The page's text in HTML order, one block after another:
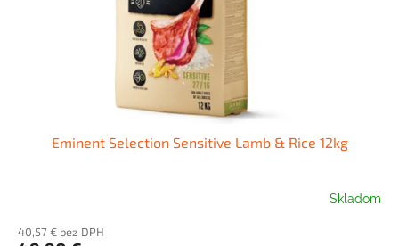
Eminent Selection Sensitive Lamb & Rice 12kg
Skladom
40,57 € bez DPH